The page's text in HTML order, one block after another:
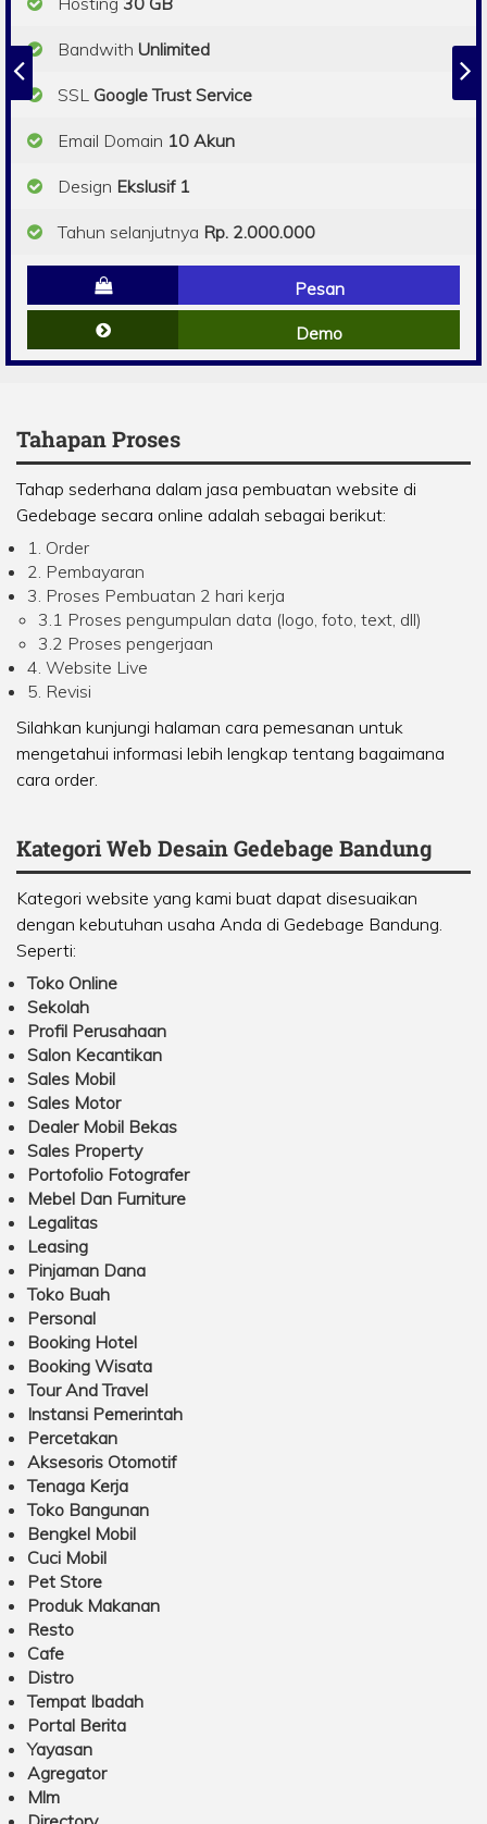
Bandwith Unlimited
SSL Google Trust Service
Email Domain 10 Akun
Design Ekslusif 1
Tahun selanjutnya Rp. 2.000.000
Pesan
Demo
Tahapan Proses
Tahap sederhana dalam jasa pembuatan website di
Gedebage secara online adalah sebagai berikut:
1. Order
2. Pembayaran
3. Proses Pembuatan 2 hari kerja
3.1 Proses pengumpulan data (logo, foto, text, dll)
3.2 Proses pengerjaan
4. Website Live
5. Revisi
Silahkan kunjungi halaman cara pemesanan untuk
mengetahui informasi lebih lengkap tentang bagaimana
cara order.
Kategori Web Desain Gedebage Bandung
Kategori website yang kami buat dapat disesuaikan
dengan kebutuhan usaha Anda di Gedebage Bandung.
Seperti:
Toko Online
Sekolah
Profil Perusahaan
Salon Kecantikan
Sales Mobil
Sales Motor
Dealer Mobil Bekas
Sales Property
Portofolio Fotografer
Mebel Dan Furniture
Legalitas
Leasing
Pinjaman Dana
Toko Buah
Personal
Booking Hotel
Booking Wisata
Tour And Travel
Instansi Pemerintah
Percetakan
Aksesoris Otomotif
Tenaga Kerja
Toko Bangunan
Bengkel Mobil
Cuci Mobil
Pet Store
Produk Makanan
Resto
Cafe
Distro
Tempat Ibadah
Portal Berita
Yayasan
Agregator
Mlm